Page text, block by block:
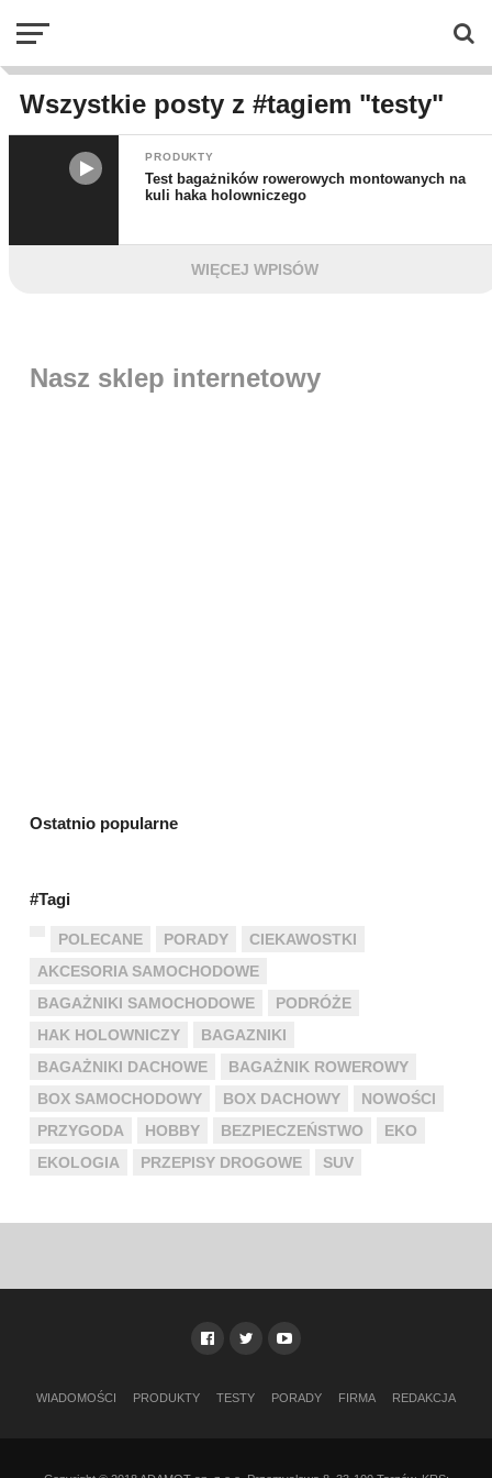
Wszystkie posty z #tagiem "testy"
PRODUKTY
Test bagażników rowerowych montowanych na
kuli haka holowniczego
WIĘCEJ WPISÓW
Nasz sklep internetowy
Ostatnio popularne
#Tagi
POLECANE PORADY
CIEKAWOSTKI
AKCESORIA SAMOCHODOWE
BAGAŻNIKI SAMOCHODOWE
PODRÓŻE
HAK HOLOWNICZY
BAGAZNIKI
BAGAŻNIKI DACHOWE
BAGAŻNIK ROWEROWY
BOX SAMOCHODOWY
BOX DACHOWY
NOWOŚCI
PRZYGODA
HOBBY BEZPIECZEŃSTWO
EKO
EKOLOGIA
PRZEPISY DROGOWE SUV
WIADOMOŚCI PRODUKTY TESTY PORADY FIRMA REDAKCJA